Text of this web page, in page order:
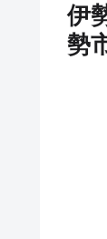
伊
勢